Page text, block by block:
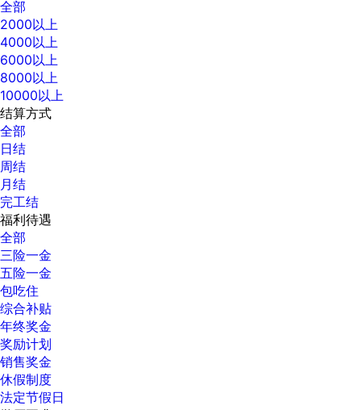
全部
2000以上
4000以上
6000以上
8000以上
10000以上
结算方式
全部
日结
周结
月结
完工结
福利待遇
全部
三险一金
五险一金
包吃住
综合补贴
年终奖金
奖励计划
销售奖金
休假制度
法定节假日